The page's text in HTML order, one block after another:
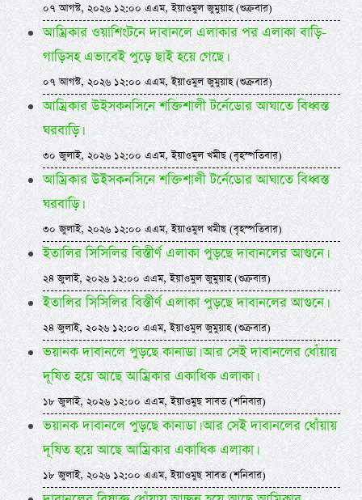
০৭ আগস্ট, ২০২৬ ১২:০০ এএম, ইয়াওমুল জুমুয়াহ (শুক্রবার)
আম্রিকার ওয়াশিংটনে দাবানলে এলাকার পর এলাকা বাড়ি-
গাড়িসহ এভাবেই পুড়ে ছাই হয়ে গেছে।
০৭ আগস্ট, ২০২৬ ১২:০০ এএম, ইয়াওমুল জুমুয়াহ (শুক্রবার)
আম্রিকার উইসকনসিনে শক্তিশালী টর্নেডোর আঘাতে বিধ্বস্ত
ঘরবাড়ি।
৩০ জুলাই, ২০২৬ ১২:০০ এএম, ইয়াওমুল খমীছ (বৃহস্পতিবার)
আম্রিকার উইসকনসিনে শক্তিশালী টর্নেডোর আঘাতে বিধ্বস্ত
ঘরবাড়ি।
৩০ জুলাই, ২০২৬ ১২:০০ এএম, ইয়াওমুল খমীছ (বৃহস্পতিবার)
ইতালির সিসিলির বিস্তীর্ণ এলাকা পুড়ছে দাবানলের আগুনে।
২৪ জুলাই, ২০২৬ ১২:০০ এএম, ইয়াওমুল জুমুয়াহ (শুক্রবার)
ইতালির সিসিলির বিস্তীর্ণ এলাকা পুড়ছে দাবানলের আগুনে।
২৪ জুলাই, ২০২৬ ১২:০০ এএম, ইয়াওমুল জুমুয়াহ (শুক্রবার)
ভয়ানক দাবানলে পুড়ছে কানাডা। আর সেই দাবানলের ধোঁয়ায়
দূষিত হয়ে আছে আম্রিকার একাধিক এলাকা।
১৮ জুলাই, ২০২৬ ১২:০০ এএম, ইয়াওমুছ সাবত (শনিবার)
ভয়ানক দাবানলে পুড়ছে কানাডা। আর সেই দাবানলের ধোঁয়ায়
দূষিত হয়ে আছে আম্রিকার একাধিক এলাকা।
১৮ জুলাই, ২০২৬ ১২:০০ এএম, ইয়াওমুছ সাবত (শনিবার)